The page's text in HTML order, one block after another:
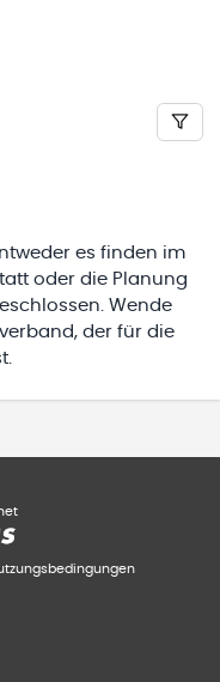
es finden im
oder die Planung
Wende
der für die